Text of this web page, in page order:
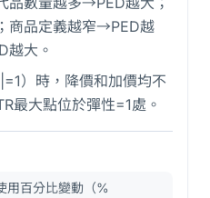
商品定義越窄→PED越
越大。
）時，降價和加價均不
大點位於彈性=1處。
用百分比變動（%